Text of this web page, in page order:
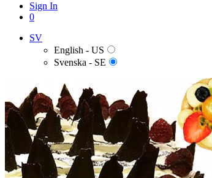
Sign In
0
SV
English - US
Svenska - SE